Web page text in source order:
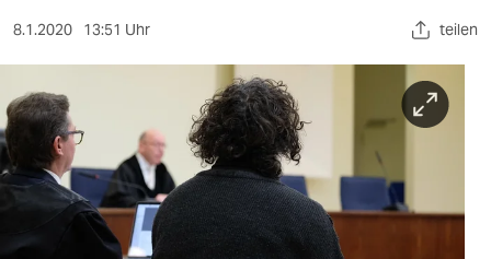
sport
nord
wahrheit
8.1.2020 13:51 Uhr teilen